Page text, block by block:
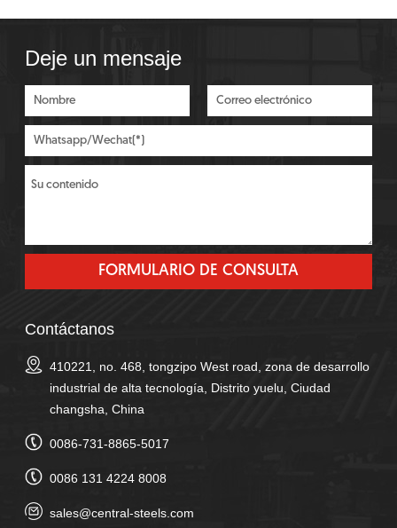
Deje un mensaje
Contáctanos
410221, no. 468, tongzipo West road, zona de desarrollo
industrial de alta tecnología, Distrito yuelu, Ciudad
changsha, China
0086-731-8865-5017
0086 131 4224 8008
sales@central-steels.com